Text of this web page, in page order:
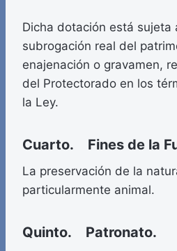
Dicha dotación está sujeta
subrogación real del
enajenación o gravamen,
del Protectorado en los
la Ley.
Cuarto. Fines de la
La preservación de la
particularmente animal.
Quinto. Patronato.